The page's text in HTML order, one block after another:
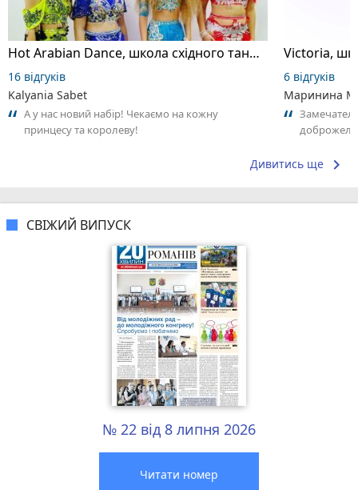
Hot Arabian Dance, школа східного танцю
16 відгуків
Kalyania Sabet
А у нас новий набір! Чекаємо на кожну
принцесу та королеву!
6 відгуків
Маринина
Дивитись ще keyboard_arrow_right
СВІЖИЙ ВИПУСК
№ 22 від 8 липня 2026
Читати номер